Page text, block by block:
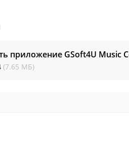
приложение GSoft4U Music
(7.65 МБ)